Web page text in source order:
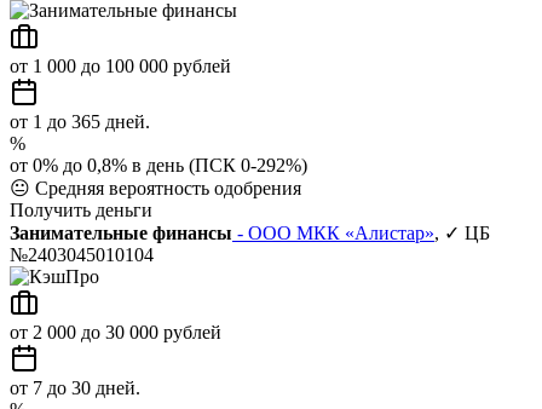
от 1 000 до 100 000 рублей
от 1 до 365 дней.
%
от 0% до 0,8% в день (ПСК 0-292%)
😐 Средняя вероятность одобрения
Получить деньги
Занимательные финансы - ООО МКК «Алистар», ✓ ЦБ
№2403045010104
от 2 000 до 30 000 рублей
от 7 до 30 дней.